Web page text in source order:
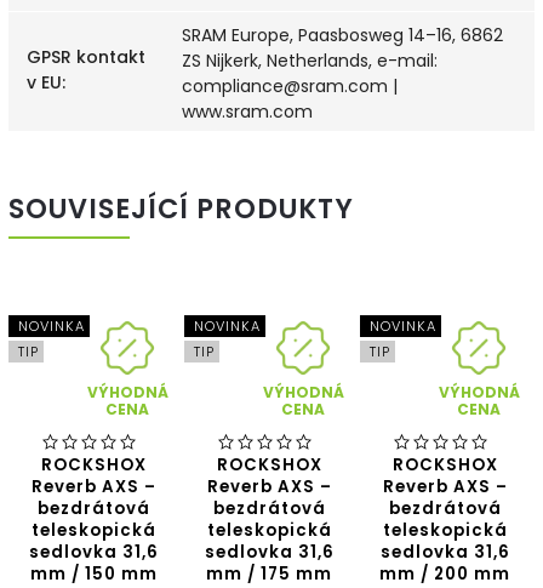
GPSR kontakt
v EU:
SRAM Europe, Paasbosweg 14–16, 6862
ZS Nijkerk, Netherlands, e-mail:
compliance@sram.com |
www.sram.com
SOUVISEJÍCÍ PRODUKTY
NOVINKA
TIP
VÝHODNÁ
CENA
ROCKSHOX
Reverb AXS –
bezdrátová
teleskopická
sedlovka 31,6
mm / 150 mm
NOVINKA
TIP
VÝHODNÁ
CENA
ROCKSHOX
Reverb AXS –
bezdrátová
teleskopická
sedlovka 31,6
mm / 175 mm
NOVINKA
TIP
VÝHODNÁ
CENA
ROCKSHOX
Reverb AXS –
bezdrátová
teleskopická
sedlovka 31,6
mm / 200 mm